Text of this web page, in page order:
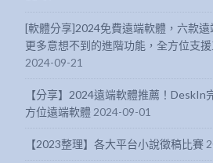
[軟體分享]2024免費遠端軟體，六款
更多意想不到的進階功能，全方位支
2024-09-21
【分享】2024遠端軟體推薦！DeskIn
方位遠端軟體 2024-09-01
【2023整理】各大平台小說徵稿比賽